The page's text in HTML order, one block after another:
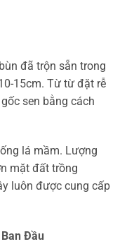
đã trộn sẵn trong
15cm. Từ từ đặt rễ
sen bằng cách
lá mầm. Lượng
mặt đất trồng
luôn được cung cấp
Đầu